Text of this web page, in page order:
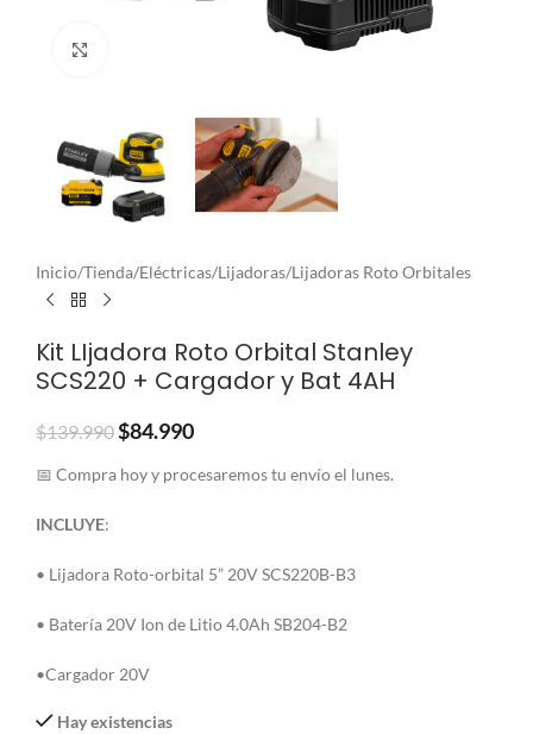
Inicio/Tienda/Eléctricas/Lijadoras/Lijadoras Roto Orbitales
Kit LIjadora Roto Orbital Stanley
SCS220 + Cargador y Bat 4AH
$139.990$84.990
📅 Compra hoy y procesaremos tu envío el lunes.
INCLUYE:
• Lijadora Roto-orbital 5” 20V SCS220B-B3
• Batería 20V Ion de Litio 4.0Ah SB204-B2
•Cargador 20V
Hay existencias